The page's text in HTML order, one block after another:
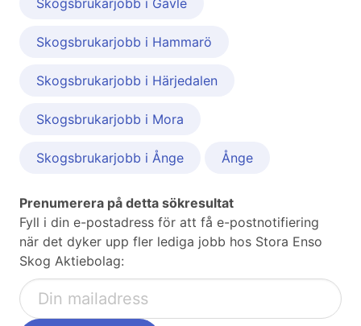
Skogsbrukarjobb i Gävle
Skogsbrukarjobb i Hammarö
Skogsbrukarjobb i Härjedalen
Skogsbrukarjobb i Mora
Skogsbrukarjobb i Ånge Ånge
Prenumerera på detta sökresultat
Fyll i din e-postadress för att få e-postnotifiering
när det dyker upp fler lediga jobb hos Stora Enso
Skog Aktiebolag: